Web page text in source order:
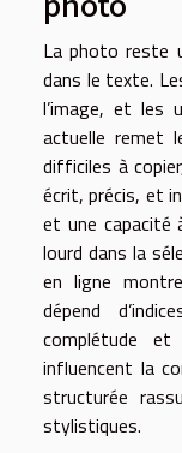
La photo reste
dans le texte.
l’image, et les
actuelle remet
difficiles à
écrit, précis, et
et une capacité
lourd dans la
en ligne
dépend
complétude
influencent la
structurée
stylistiques.